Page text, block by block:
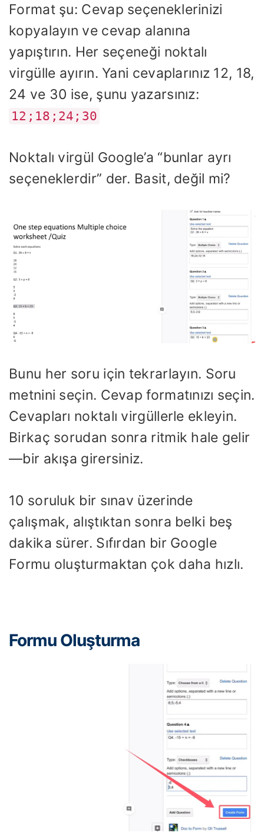
Format şu: Cevap seçeneklerinizi
kopyalayın ve cevap alanına
yapıştırın. Her seçeneği noktalı
virgülle ayırın. Yani cevaplarınız 12, 18,
24 ve 30 ise, şunu yazarsınız:
12;18;24;30
Noktalı virgül Google’a “bunlar ayrı
seçeneklerdir” der. Basit, değil mi?
Bunu her soru için tekrarlayın. Soru
metnini seçin. Cevap formatınızı seçin.
Cevapları noktalı virgüllerle ekleyin.
Birkaç sorudan sonra ritmik hale gelir
—bir akışa girersiniz.
10 soruluk bir sınav üzerinde
çalışmak, alıştıktan sonra belki beş
dakika sürer. Sıfırdan bir Google
Formu oluşturmaktan çok daha hızlı.
Formu Oluşturma